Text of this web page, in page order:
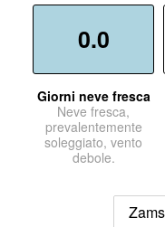
0.0
Giorni neve fresca
Neve fresca,
prevalentemente
soleggiato, vento
debole.